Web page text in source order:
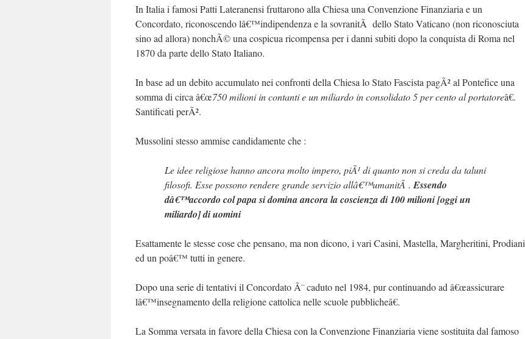
In Italia i famosi Patti Lateranensi fruttarono alla Chiesa una Convenzione Finanziaria e un
Concordato, riconoscendo lâ€™indipendenza e la sovranitÃ dello Stato Vaticano (non riconosciuta
sino ad allora) nonchÃ© una cospicua ricompensa per i danni subiti dopo la conquista di Roma nel
1870 da parte dello Stato Italiano.
In base ad un debito accumulato nei confronti della Chiesa lo Stato Fascista pagÃ² al Pontefice una
somma di circa â€œ750 milioni in contanti e un miliardo in consolidato 5 per cento al portatoreâ€.
Santificati perÃ².
Mussolini stesso ammise candidamente che :
Le idee religiose hanno ancora molto impero, piÃ¹ di quanto non si creda da taluni
filosofi. Esse possono rendere grande servizio allâ€™umanitÃ . Essendo
dâ€™accordo col papa si domina ancora la coscienza di 100 milioni [oggi un
miliardo] di uomini
Esattamente le stesse cose che pensano, ma non dicono, i vari Casini, Mastella, Margheritini, Prodiani
ed un poâ€™ tutti in genere.
Dopo una serie di tentativi il Concordato Ã¨ caduto nel 1984, pur continuando ad â€œassicurare
lâ€™insegnamento della religione cattolica nelle scuole pubblicheâ€.
La Somma versata in favore della Chiesa con la Convenzione Finanziaria viene sostituita dal famoso